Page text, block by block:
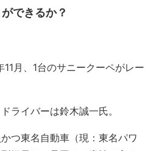
できるか？
月、1台のサニークーペがレー
ライバーは鈴木誠一氏。
つ東名自動車（現：東名パワ